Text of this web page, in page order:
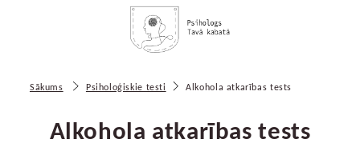
Sākums Psiholoģiskie testi Alkohola atkarības tests
Alkohola atkarības tests